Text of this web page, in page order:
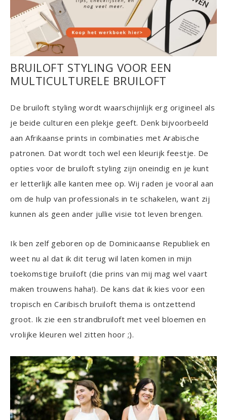
BRUILOFT STYLING VOOR EEN
MULTICULTURELE BRUILOFT
De bruiloft styling wordt waarschijnlijk erg origineel als
je beide culturen een plekje geeft. Denk bijvoorbeeld
aan Afrikaanse prints in combinaties met Arabische
patronen. Dat wordt toch wel een kleurijk feestje. De
opties voor de bruiloft styling zijn oneindig en je kunt
er letterlijk alle kanten mee op. Wij raden je vooral aan
om de hulp van professionals in te schakelen, want zij
kunnen als geen ander jullie visie tot leven brengen.
Ik ben zelf geboren op de Dominicaanse Republiek en
weet nu al dat ik dit terug wil laten komen in mijn
toekomstige bruiloft (die prins van mij mag wel vaart
maken trouwens haha!). De kans dat ik kies voor een
tropisch en Caribisch bruiloft thema is ontzettend
groot. Ik zie een strandbruiloft met veel bloemen en
vrolijke kleuren wel zitten hoor ;).